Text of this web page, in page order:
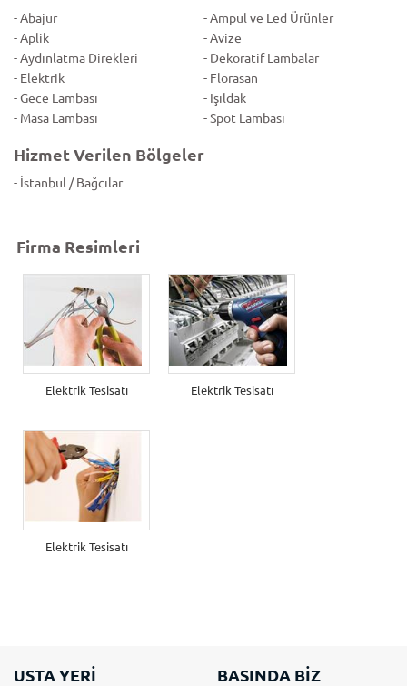
- Abajur
- Ampul ve Led Ürünler
- Aplik
- Avize
- Aydınlatma Direkleri
- Dekoratif Lambalar
- Elektrik
- Florasan
- Gece Lambası
- Işıldak
- Masa Lambası
- Spot Lambası
Hizmet Verilen Bölgeler
- İstanbul / Bağcılar
Firma Resimleri
Elektrik Tesisatı Elektrik Tesisatı
Elektrik Tesisatı
USTA YERİ BASINDA BİZ